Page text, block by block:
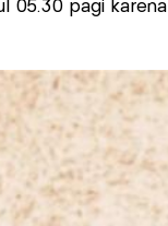
05.30 pagi karena